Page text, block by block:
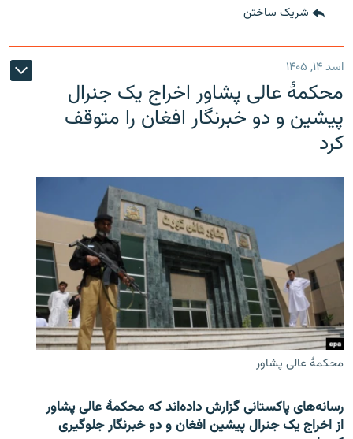
شریک ساختن
اسد ۱۴, ۱۴۰۵
محکمۀ عالی پشاور اخراج یک جنرال
پیشین و دو خبرنگار افغان را متوقف
کرد
محکمۀ عالی پشاور
رسانه‌های پاکستانی گزارش داده‌اند که محکمۀ عالی پشاور
از اخراج یک جنرال پیشین افغان و دو خبرنگار جلوگیری